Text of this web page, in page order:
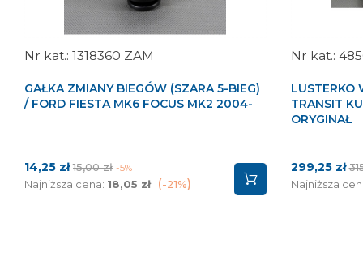
1318360 ZAM
GAŁKA ZMIANY BIEGÓW (SZARA 5-BIEG)
/ FORD FIESTA MK6 FOCUS MK2 2004-
Cena
14,25 złCena
podstawowa
15,00 zł -5%
Najniższa cena: 18,05 zł -21%
LUSTERKO
TRANSIT
ORYGINAŁ
Cena
299,25 zł
Najniższa